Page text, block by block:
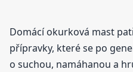
Domácí okurková mast
přípravky, které se po
o suchou, namáhanou a